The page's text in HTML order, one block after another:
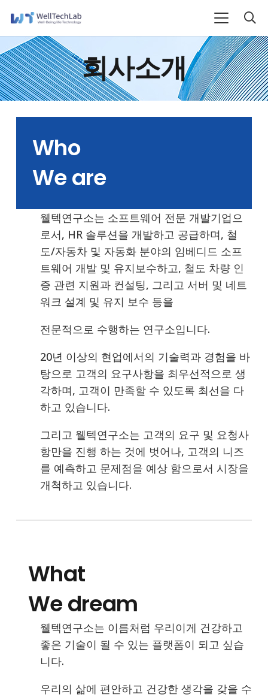
회사소개
Who
We are
웰텍연구소는 소프트웨어 전문 개발기업으
로서, HR 솔루션을 개발하고 공급하며, 철
도/자동차 및 자동화 분야의 임베디드 소프
트웨어 개발 및 유지보수하고, 철도 차량 인
증 관련 지원과 컨설팅, 그리고 서버 및 네트
워크 설계 및 유지 보수 등을
전문적으로 수행하는 연구소입니다.
20년 이상의 현업에서의 기술력과 경험을 바
탕으로 고객의 요구사항을 최우선적으로 생
각하며, 고객이 만족할 수 있도록 최선을 다
하고 있습니다.
그리고 웰텍연구소는 고객의 요구 및 요청사
항만을 진행 하는 것에 벗어나, 고객의 니즈
를 예측하고 문제점을 예상 함으로서 시장을
개척하고 있습니다.
What
We dream
웰텍연구소는 이름처럼 우리이게 건강하고
좋은 기술이 될 수 있는 플랫폼이 되고 싶습
니다.
우리의 삶에 편안하고 건강한 생각을 갖을 수